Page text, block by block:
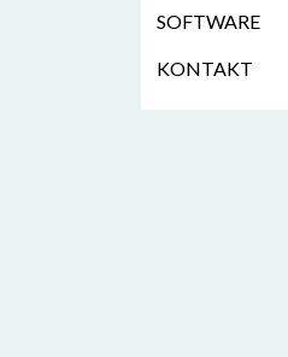
SOFTWARE
KONTAKT